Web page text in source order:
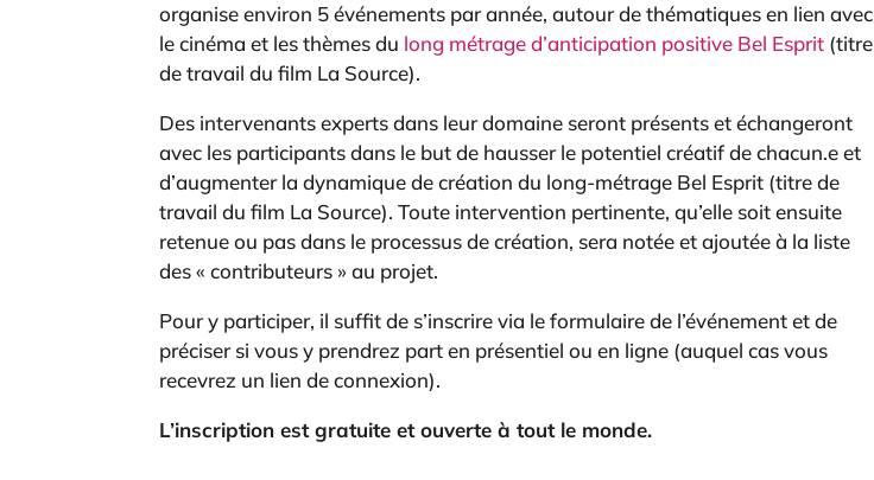
organise environ 5 événements par année, autour de thématiques en lien avec
le cinéma et les thèmes du long métrage d’anticipation positive Bel Esprit (titre
de travail du film La Source).
Des intervenants experts dans leur domaine seront présents et échangeront
avec les participants dans le but de hausser le potentiel créatif de chacun.e et
d’augmenter la dynamique de création du long-métrage Bel Esprit (titre de
travail du film La Source). Toute intervention pertinente, qu’elle soit ensuite
retenue ou pas dans le processus de création, sera notée et ajoutée à la liste
des « contributeurs » au projet.
Pour y participer, il suffit de s’inscrire via le formulaire de l’événement et de
préciser si vous y prendrez part en présentiel ou en ligne (auquel cas vous
recevrez un lien de connexion).
L’inscription est gratuite et ouverte à tout le monde.